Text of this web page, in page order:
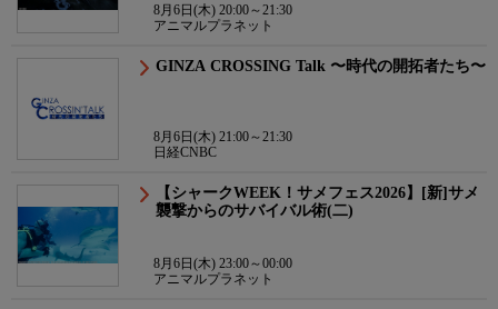
8月6日(木) 20:00～21:30
アニマルプラネット
GINZA CROSSING Talk 〜時代の開拓者たち〜
8月6日(木) 21:00～21:30
日経CNBC
【シャークWEEK！サメフェス2026】[新]サメ
襲撃からのサバイバル術(二)
8月6日(木) 23:00～00:00
アニマルプラネット